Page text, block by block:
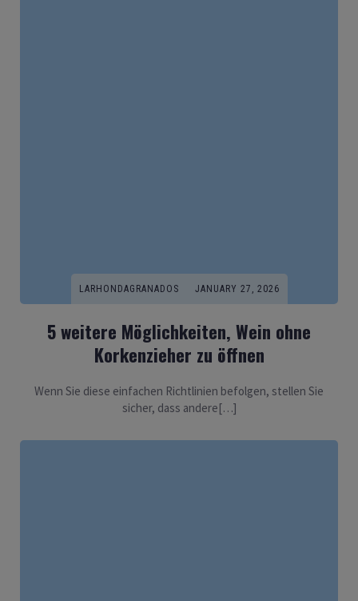
LARHONDAGRANADOS JANUARY 27, 2026
5 weitere Möglichkeiten, Wein ohne
Korkenzieher zu öffnen
Wenn Sie diese einfachen Richtlinien befolgen, stellen Sie
sicher, dass andere[…]